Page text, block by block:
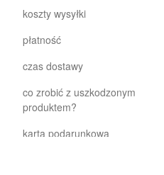
koszty wysyłki
płatność
czas dostawy
co zrobić z uszkodzonym
produktem?
karta podarunkowa